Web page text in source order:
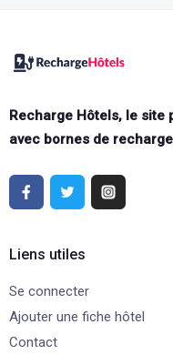
Recharge Hôtels, le site
avec bornes de
Liens utiles
Se connecter
Ajouter une fiche hôtel
Contact